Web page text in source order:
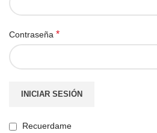
Contraseña *
INICIAR SESIÓN
Recuerdame